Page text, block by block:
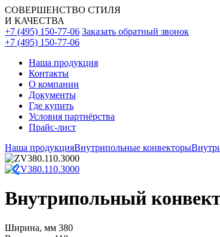
СОВЕРШЕНСТВО СТИЛЯ
И КАЧЕСТВА
+7 (495) 150-77-06 Заказать обратный звонок
+7 (495) 150-77-06
Наша продукция
Контакты
О компании
Документы
Где купить
Условия партнёрства
Прайс-лист
Наша продукцияВнутрипольные конвекторы
Внутрипольный
Ширина, мм 380